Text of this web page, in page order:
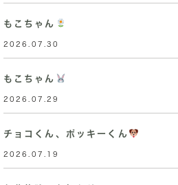
もこちゃん
2026.07.30
もこちゃん
2026.07.29
チョコくん、ポッキーくん
2026.07.19